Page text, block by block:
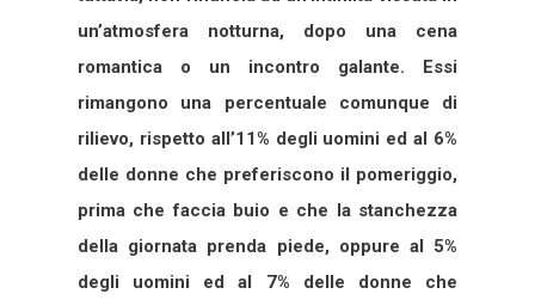
un’atmosfera notturna, dopo una cena
romantica o un incontro galante. Essi
rimangono una percentuale comunque di
rilievo, rispetto all’11% degli uomini ed al 6%
delle donne che preferiscono il pomeriggio,
prima che faccia buio e che la stanchezza
della giornata prenda piede, oppure al 5%
degli uomini ed al 7% delle donne che